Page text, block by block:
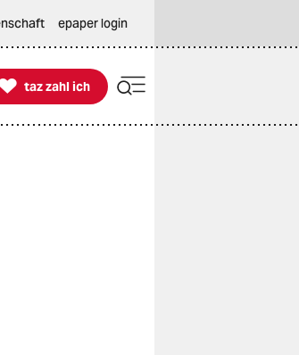
epaper login
taz zahl ich
taz zahl ich